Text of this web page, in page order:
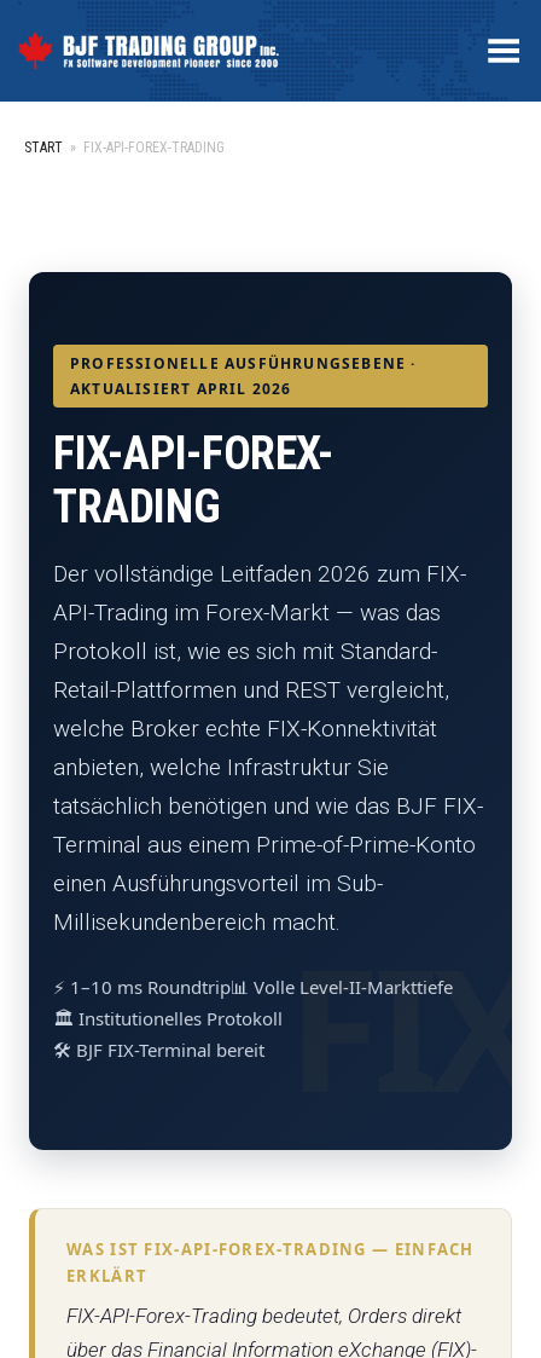
Toggle Menu
START » FIX-API-FOREX-TRADING
PROFESSIONELLE AUSFÜHRUNGSEBENE ·
AKTUALISIERT APRIL 2026
FIX-API-FOREX-
TRADING
Der vollständige Leitfaden 2026 zum FIX-
API-Trading im Forex-Markt — was das
Protokoll ist, wie es sich mit Standard-
Retail-Plattformen und REST vergleicht,
welche Broker echte FIX-Konnektivität
anbieten, welche Infrastruktur Sie
tatsächlich benötigen und wie das BJF FIX-
Terminal aus einem Prime-of-Prime-Konto
einen Ausführungsvorteil im Sub-
Millisekundenbereich macht.
⚡ 1–10 ms Roundtrip📊 Volle Level-II-Markttiefe
🏛️ Institutionelles Protokoll
🛠️ BJF FIX-Terminal bereit
WAS IST FIX-API-FOREX-TRADING — EINFACH
ERKLÄRT
FIX-API-Forex-Trading bedeutet, Orders direkt
über das Financial Information eXchange (FIX)-